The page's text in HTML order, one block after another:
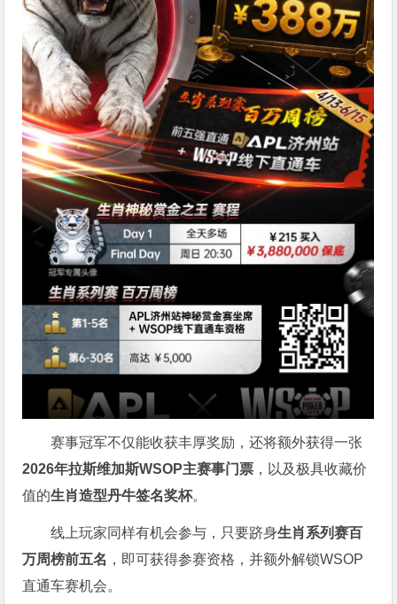
赛事冠军不仅能收获丰厚奖励，还将额外获得一张
2026年拉斯维加斯WSOP主赛事门票 ，以及极具收藏价
值的生肖造型丹牛签名奖杯。
线上玩家同样有机会参与，只要跻身生肖系列赛百
万周榜前五名 ，即可获得参赛资格，并额外解锁WSOP
直通车赛机会。